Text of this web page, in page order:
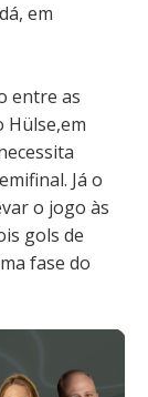
em
entre as
Hülse,em
Já o
o jogo às
gols de
fase do